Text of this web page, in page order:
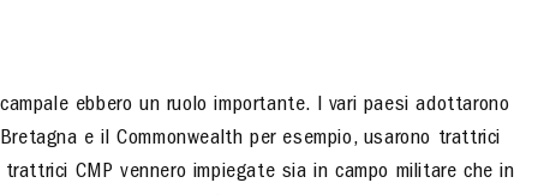
ebbero un ruolo importante. I vari paesi adottarono
e il Commonwealth per esempio, usarono trattrici
CMP vennero impiegate sia in campo militare che in